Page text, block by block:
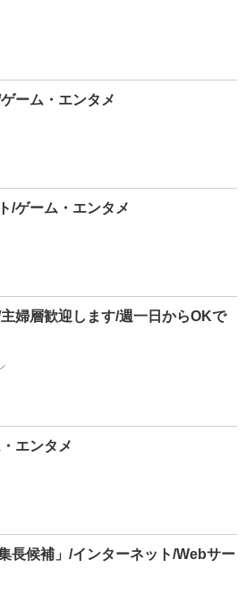
ーム・エンタメ
/ゲーム・エンタメ
婦層歓迎します/週一日からOKで
エンタメ
長候補」/インターネット/Webサー